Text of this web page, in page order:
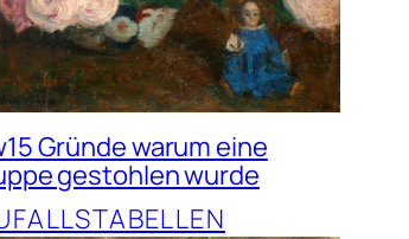
Gründe warum eine
gestohlen wurde